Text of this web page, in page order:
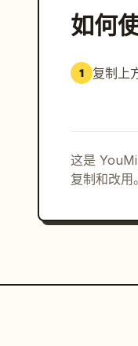
如何
1 复制上
这是
复制和改用。